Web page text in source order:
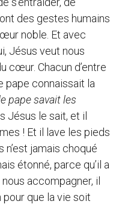
des gestes humains
noble. Et avec
Jésus veut nous
cœur. Chacun d’entre
pape connaissait la
pape savait les
Jésus le sait, et il
! Et il lave les pieds
n’est jamais choqué
étonné, parce qu’il a
accompagner, il
que la vie soit